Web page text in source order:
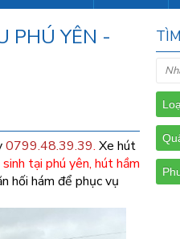
PHÚ YÊN -
0799.48.39.39. Xe hút
tại phú yên, hút hầm
hối hám để phục vụ